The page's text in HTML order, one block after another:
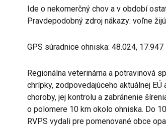
Ide o nekomerčný chov a v období
Pravdepodobný zdroj nákazy: voľne
GPS súradnice ohniska: 48.024, 17.947
Regionálna veterinárna a potravinová
chrípky, zodpovedajúceho aktuálnej
choroby, jej kontrolu a zabránenie
o polomere 10 km okolo ohniska. Do
RVPS vydali pre pomenované obce